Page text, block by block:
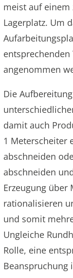
meist auf einem
Lagerplatz. Um
angenommen
Die
damit auch
1 Meterscheiter
abschneiden
abschneiden
Erzeugung über
rationalisieren
und somit
Ungleiche
Rolle, eine
Beanspruchung